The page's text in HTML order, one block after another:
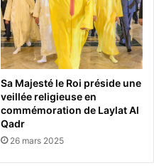
Sa Majesté le Roi préside une
veillée religieuse en
commémoration de Laylat Al
Qadr
26 mars 2025